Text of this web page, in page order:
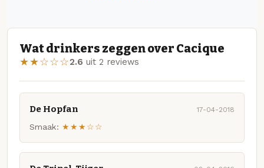
Wat drinkers zeggen over Cacique
★★☆☆☆2.6 uit 2 reviews
De Hopfan 17-04-2018
Smaak: ★★★☆☆